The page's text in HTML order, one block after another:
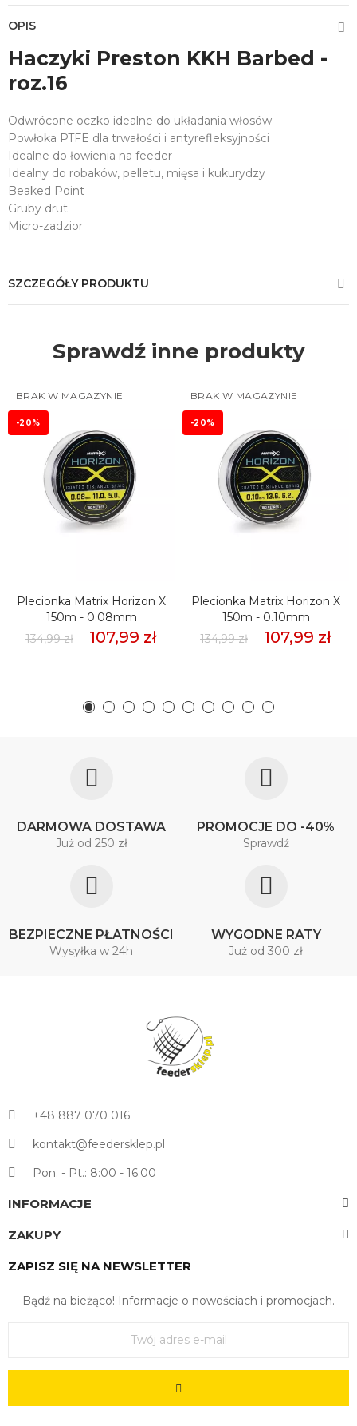
OPIS
Haczyki Preston KKH Barbed -
roz.16
Odwrócone oczko idealne do układania włosów
Powłoka PTFE dla trwałości i antyrefleksyjności
Idealne do łowienia na feeder
Idealny do robaków, pelletu, mięsa i kukurydzy
Beaked Point
Gruby drut
Micro-zadzior
SZCZEGÓŁY PRODUKTU
Sprawdź inne produkty
BRAK W MAGAZYNIE
-20%
Plecionka Matrix Horizon X
150m - 0.08mm
134,99 zł
107,99 zł
BRAK W MAGAZYNIE
-20%
Plecionka Matrix Horizon X
150m - 0.10mm
134,99 zł
107,99 zł
DARMOWA DOSTAWA
Już od 250 zł
PROMOCJE DO -40%
Sprawdź
BEZPIECZNE PŁATNOŚCI
Wysyłka w 24h
WYGODNE RATY
Już od 300 zł
+48 887 070 016
kontakt@feedersklep.pl
Pon. - Pt.: 8:00 - 16:00
INFORMACJE
ZAKUPY
ZAPISZ SIĘ NA NEWSLETTER
Bądź na bieżąco! Informacje o nowościach i promocjach.